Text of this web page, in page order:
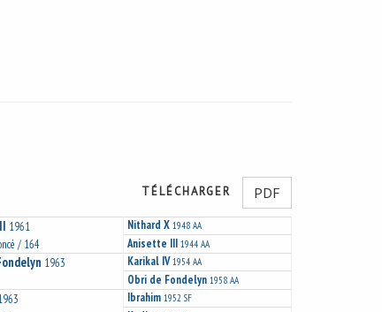
TÉLÉCHARGER PDF
1961
/ 164
Nithard X 1948 AA
Anisette III 1944 AA
1963
Karikal IV 1954 AA
Obri de Fondelyn 1958 AA
Ibrahim 1952 SF